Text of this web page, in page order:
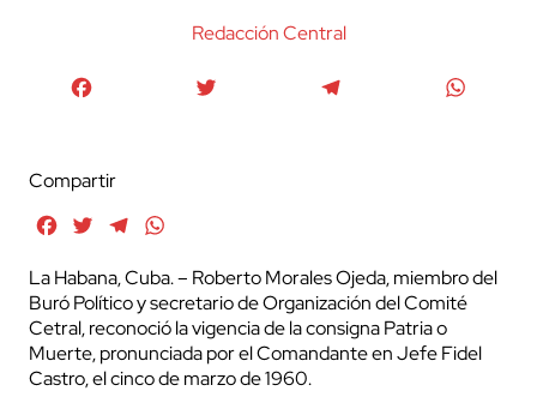
Redacción Central
Compartir
FacebookTwitterTelegram
La Habana, Cuba. – Roberto Morales Ojeda, miembro del
Buró Político y secretario de Organización del Comité
Cetral, reconoció la vigencia de la consigna Patria o
Muerte, pronunciada por el Comandante en Jefe Fidel
Castro, el cinco de marzo de 1960.